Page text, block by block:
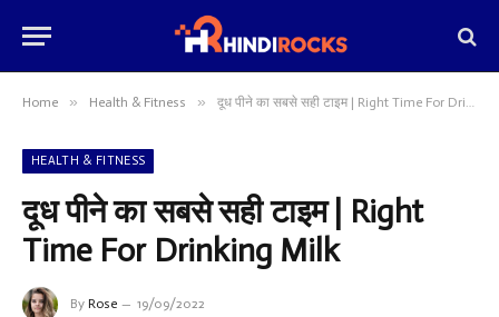
Home » Health & Fitness » दूध पीने का सबसे सही टाइम | Right Time For Drinking Milk
HEALTH & FITNESS
दूध पीने का सबसे सही टाइम | Right
Time For Drinking Milk
By Rose 19/09/2022